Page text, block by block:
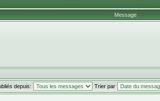
Message
depuis: Trier par